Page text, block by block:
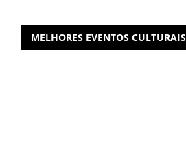
MELHORES EVENTOS CULTURAIS